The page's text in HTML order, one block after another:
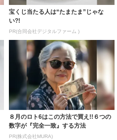
宝くじ当たる人は“たまたま”じゃな
い?!
PR(合同会社デジタルファーム )
８月のロト6はこの方法で買え!!６つの
数字が『完全一致』する方法
PR(株式会社MURA)